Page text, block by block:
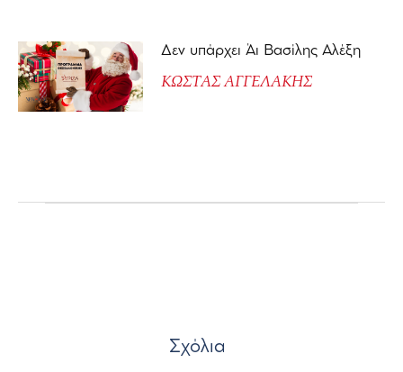
Δεν υπάρχει Άι Βασίλης Αλέξη
ΚΩΣΤΑΣ ΑΓΓΕΛΑΚΗΣ
Σχόλια